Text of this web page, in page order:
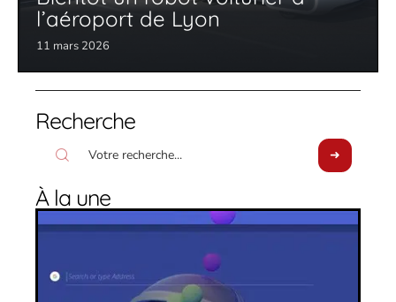
l’aéroport de Lyon
11 mars 2026
Recherche
À la une